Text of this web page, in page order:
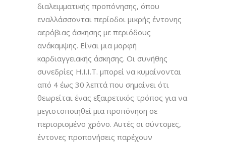
διαλειμματικής προπόνησης, όπου
εναλλάσσονται περίοδοι μικρής έντονης
αερόβιας άσκησης με περιόδους
ανάκαμψης. Είναι μια μορφή
καρδιαγγειακής άσκησης. Οι συνήθης
συνεδρίες H.I.I.T. μπορεί να κυμαίνονται
από 4 έως 30 λεπτά που σημαίνει ότι
θεωρείται ένας εξαιρετικός τρόπος για να
μεγιστοποιηθεί μια προπόνηση σε
περιορισμένο χρόνο. Αυτές οι σύντομες,
έντονες προπονήσεις παρέχουν